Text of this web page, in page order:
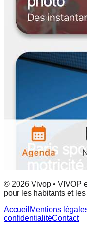
© 2026 Vivop • VIVOP
pour les habitants et
Accueil Mentions
confidentialitéContact